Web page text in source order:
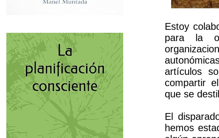
Estoy
para la
artículos
compartir
que se
El
hemos